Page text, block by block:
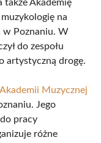
także Akademię
na
w Poznaniu. W
do zespołu
artystyczną drogę.
Akademii Muzycznej
Jego
pracy
różne